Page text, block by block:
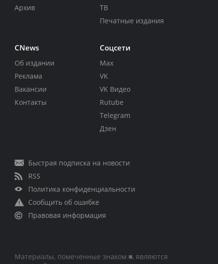
Архив
ТВ
Печатные издания
CNews
Об издании
Реклама
Вакансии
Контакты
Соцсети
Max
VK
VK Видео
Rutube
Telegram
Дзен
Быстрая подписка на новости
RSS
Политика конфиденциальности
Сообщить об ошибке
Правовая информация
Материалы, помеченные знаком ■, являются